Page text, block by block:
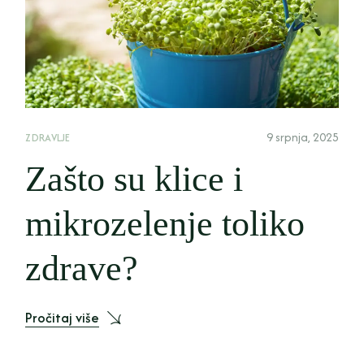
ZDRAVLJE 9 srpnja, 2025
Zašto su klice i
mikrozelenje toliko
zdrave?
Pročitaj više